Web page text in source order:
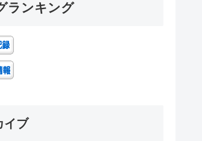
ランキング
イブ